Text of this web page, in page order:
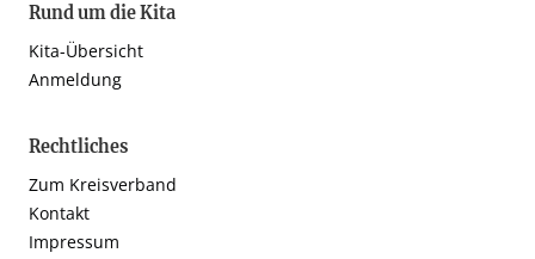
Rund um die Kita
Kita-Übersicht
Anmeldung
Rechtliches
Zum Kreisverband
Kontakt
Impressum